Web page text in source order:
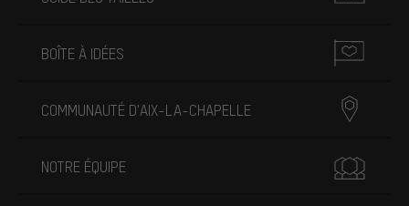
BOÎTE À IDÉES
COMMUNAUTÉ D'AIX-LA-CHAPELLE
NOTRE ÉQUIPE